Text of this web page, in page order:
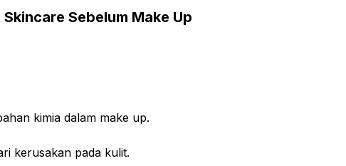
Sebelum Make Up
kimia dalam make up.
kerusakan pada kulit.